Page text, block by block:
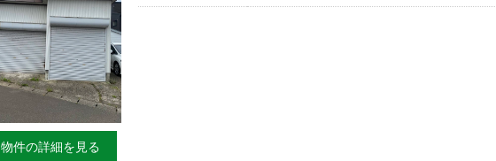
物件の詳細を見る